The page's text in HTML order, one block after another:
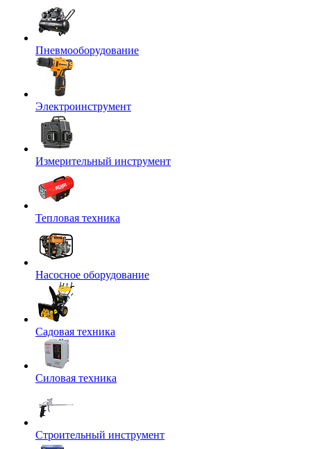
Пневмооборудование
Электроинструмент
Измерительный инструмент
Тепловая техника
Насосное оборудование
Садовая техника
Силовая техника
Строительный инструмент